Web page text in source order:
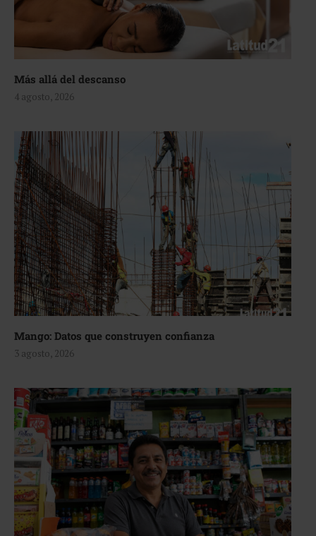
Más allá del descanso
4 agosto, 2026
Mango: Datos que construyen confianza
3 agosto, 2026